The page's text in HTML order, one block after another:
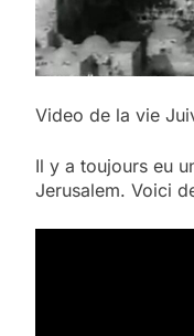
Video de la vie
Il y a toujours eu
Jerusalem. Voici